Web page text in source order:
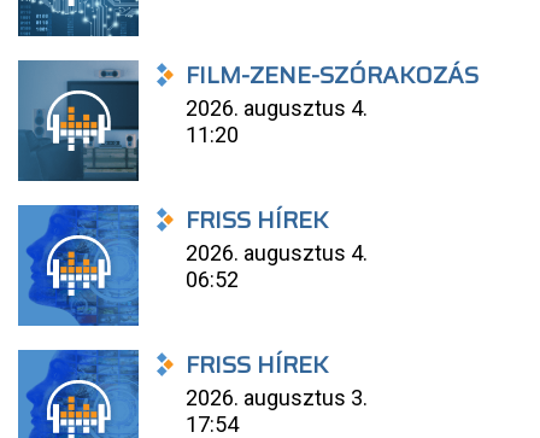
FILM-ZENE-SZÓRAKOZÁS
2026. augusztus 4.
11:20
FRISS HÍREK
2026. augusztus 4.
06:52
FRISS HÍREK
2026. augusztus 3.
17:54